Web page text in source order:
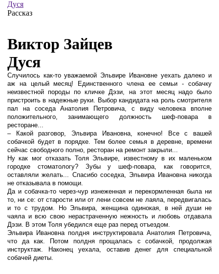
Дуся
Рассказ
Виктор Зайцев
Дуся
Случилось как-то уважаемой Эльвире Ивановне уехать далеко и
аж на целый месяц! Единственного члена ее семьи - собачку
неизвестной породы по кличке Дэзи, на этот месяц надо было
пристроить в надежные руки. Выбор кандидата на роль смотрителя
пал на соседа Анатолия Петровича, с виду человека вполне
положительного, занимающего должность шеф-повара в
ресторане...
– Какой разговор, Эльвира Ивановна, конечно! Все с вашей
собачкой будет в порядке. Тем более семья в деревне, времени
сейчас свободного полно, ресторан на ремонт закрыли...
Ну как мог отказать Толя Эльвире, известному в их маленьком
городке стоматологу? Зубы у шеф-повара, как говорится,
оставляли желать... Спасибо соседка, Эльвира Ивановна никогда
не отказывала в помощи.
Да и собачка-то через-чур изнеженная и перекормленная была ни
то, ни се: от старости или от лени совсем не лаяла, передвигалась
и то с трудом. Но Эльвира, женщина одинокая, в ней души не
чаяла и всю свою нерастраченную нежность и любовь отдавала
Дэзи. В этом Толя убедился еще раз перед отъездом.
Эльвира Ивановна полдня инструктировала Анатолия Петровича,
что да как. Потом полдня прощалась с собачкой, продолжая
инструктаж. Наконец уехала, оставив денег для специальной
собачей диеты.